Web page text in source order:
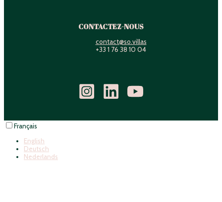
CONTACTEZ-NOUS
contact@so.villas
+33 1 76 38 10 04
Français
English
Deutsch
Nederlands